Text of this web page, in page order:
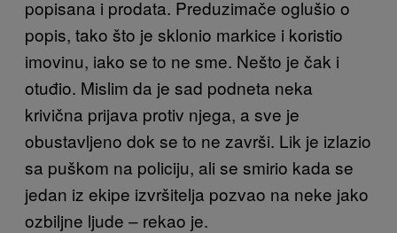
popisana i prodata. Preduzimače oglušio o
popis, tako što je sklonio markice i koristio
imovinu, iako se to ne sme. Nešto je čak i
otuđio. Mislim da je sad podneta neka
krivična prijava protiv njega, a sve je
obustavljeno dok se to ne završi. Lik je izlazio
sa puškom na policiju, ali se smirio kada se
jedan iz ekipe izvršitelja pozvao na neke jako
ozbiljne ljude – rekao je.